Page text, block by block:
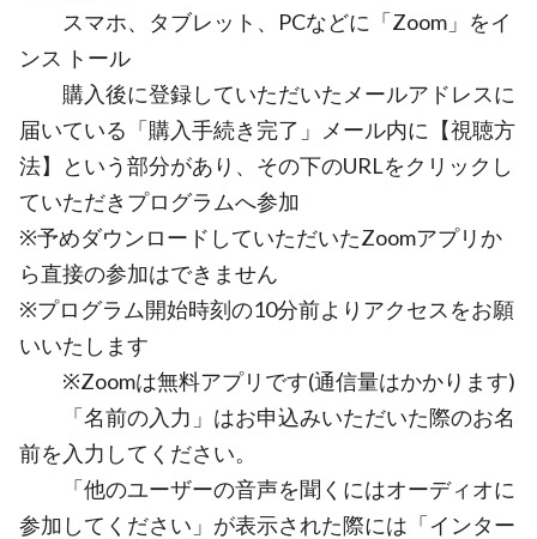
スマホ、タブレット、PCなどに「Zoom」をイ
ンス トール
購入後に登録していただいたメールアドレスに
届いている「購入手続き完了」メール内に【視聴方
法】という部分があり、その下のURLをクリックし
ていただきプログラムへ参加
※予めダウンロードしていただいたZoomアプリか
ら直接の参加はできません
※プログラム開始時刻の10分前よりアクセスをお願
いいたします
※Zoomは無料アプリです(通信量はかかります)
「名前の入力」はお申込みいただいた際のお名
前を入力してください。
「他のユーザーの音声を聞くにはオーディオに
参加してください」が表示された際には「インター